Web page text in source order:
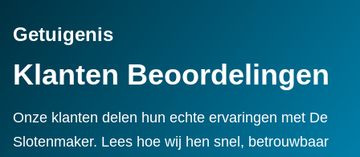
Getuigenis
Klanten Beoordelingen
Onze klanten delen hun echte ervaringen met De
Slotenmaker. Lees hoe wij hen snel, betrouwbaar